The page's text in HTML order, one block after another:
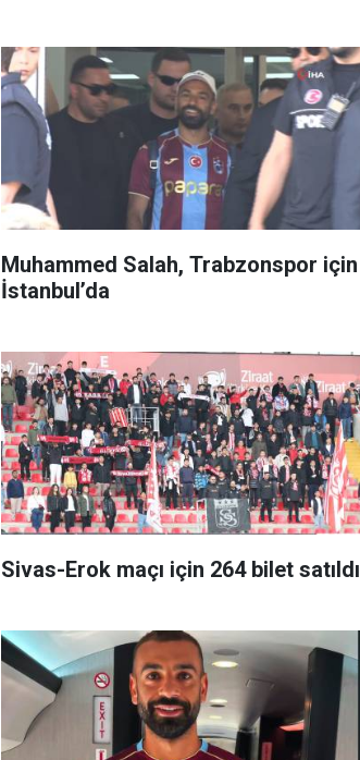
Muhammed Salah, Trabzonspor için
İstanbul’da
Sivas-Erok maçı için 264 bilet satıldı